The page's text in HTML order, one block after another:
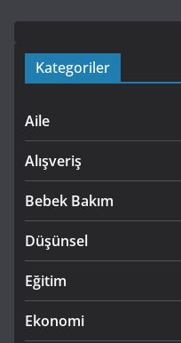
Kategoriler
Aile
Alışveriş
Bebek Bakım
Düşünsel
Eğitim
Ekonomi